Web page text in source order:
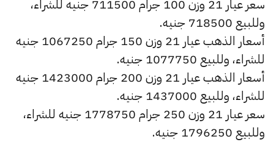
سعر عيار 21 وزن 100 جرام 711500 جنيه للشراء،
وللبيع 718500 جنيه.
أسعار الذهب عيار 21 وزن 150 جرام 1067250 جنيه
للشراء، وللبيع 1077750 جنيه.
أسعار الذهب عيار 21 وزن 200 جرام 1423000 جنيه
للشراء، وللبيع 1437000 جنيه.
سعر عيار 21 وزن 250 جرام 1778750 جنيه للشراء،
وللبيع 1796250 جنيه.